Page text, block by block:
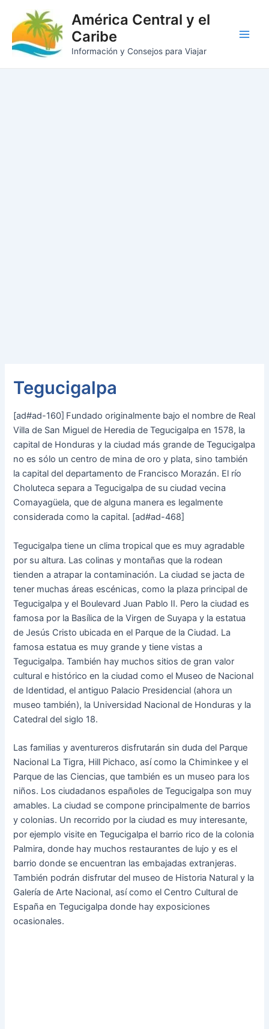
contenido
América Central y el
Caribe
Información y Consejos para Viajar
Tegucigalpa
[ad#ad-160] Fundado originalmente bajo el nombre de Real
Villa de San Miguel de Heredia de Tegucigalpa en 1578, la
capital de Honduras y la ciudad más grande de Tegucigalpa
no es sólo un centro de mina de oro y plata, sino también
la capital del departamento de Francisco Morazán. El río
Choluteca separa a Tegucigalpa de su ciudad vecina
Comayagüela, que de alguna manera es legalmente
considerada como la capital. [ad#ad-468]
Tegucigalpa tiene un clima tropical que es muy agradable
por su altura. Las colinas y montañas que la rodean
tienden a atrapar la contaminación. La ciudad se jacta de
tener muchas áreas escénicas, como la plaza principal de
Tegucigalpa y el Boulevard Juan Pablo II. Pero la ciudad es
famosa por la Basílica de la Virgen de Suyapa y la estatua
de Jesús Cristo ubicada en el Parque de la Ciudad. La
famosa estatua es muy grande y tiene vistas a
Tegucigalpa. También hay muchos sitios de gran valor
cultural e histórico en la ciudad como el Museo de Nacional
de Identidad, el antiguo Palacio Presidencial (ahora un
museo también), la Universidad Nacional de Honduras y la
Catedral del siglo 18.
Las familias y aventureros disfrutarán sin duda del Parque
Nacional La Tigra, Hill Pichaco, así como la Chiminkee y el
Parque de las Ciencias, que también es un museo para los
niños. Los ciudadanos españoles de Tegucigalpa son muy
amables. La ciudad se compone principalmente de barrios
y colonias. Un recorrido por la ciudad es muy interesante,
por ejemplo visite en Tegucigalpa el barrio rico de la colonia
Palmira, donde hay muchos restaurantes de lujo y es el
barrio donde se encuentran las embajadas extranjeras.
También podrán disfrutar del museo de Historia Natural y la
Galería de Arte Nacional, así como el Centro Cultural de
España en Tegucigalpa donde hay exposiciones
ocasionales.